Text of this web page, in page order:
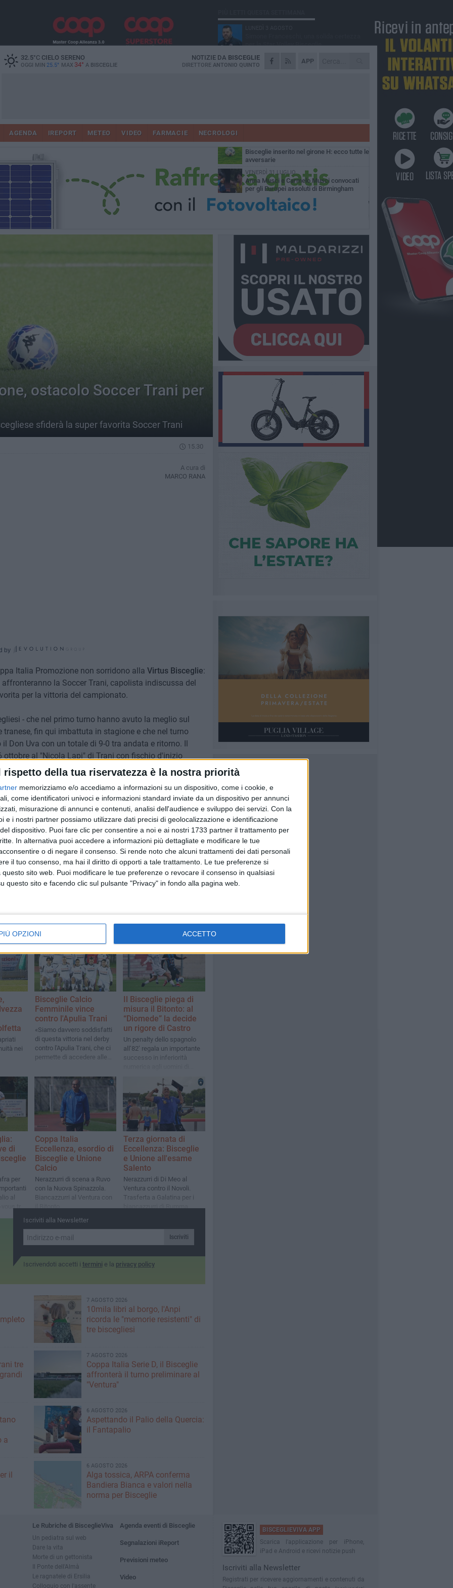
rispetto della tua riservatezza è la nostra priorità
memorizziamo e/o accediamo a informazioni su un dispositivo, come i cookie, e
come identificatori univoci e informazioni standard inviate da un dispositivo per annunci
misurazione di annunci e contenuti, analisi dell'audience e sviluppo dei servizi. Con la
e i nostri partner possiamo utilizzare dati precisi di geolocalizzazione e identificazione
dispositivo. Puoi fare clic per consentire a noi e ai nostri 1733 partner il trattamento per
In alternativa puoi accedere a informazioni più dettagliate e modificare le tue
o di negare il consenso. Si rende noto che alcuni trattamenti dei dati personali
il tuo consenso, ma hai il diritto di opporti a tale trattamento. Le tue preferenze si
sito web. Puoi modificare le tue preferenze o revocare il consenso in qualsiasi
questo sito e facendo clic sul pulsante "Privacy" in fondo alla pagina web.
OPZIONI ACCETTO
32.5°CCIELO SERENO
OGGI MIN 25.5° MAX 34° A BISCEGLIE
APP
NOTIZIE DA BISCEGLIE
DIRETTORE ANTONIO QUINTO
AGENDA IREPORT METEO VIDEO FARMACIE NECROLOGI
ostacolo Soccer Trani per
sfiderà la super favorita Soccer Trani
15.30
A cura di
MARCO RANA
by
Italia Promozione non sorridono alla Virtus Bisceglie:
la Soccer Trani, capolista indiscussa del
per la vittoria del campionato.
- che nel primo turno hanno avuto la meglio sul
fin qui imbattuta in stagione e che nel turno
Don Uva con un totale di 9-0 tra andata e ritorno. Il
al "Nicola Lapi" di Trani con fischio d'inizio
invece in programma per giovedì 20 novembre,
tranese.
7 AGOSTO 2026
Festa patronale, il programma
completo di venerdì 7 agosto
nei
Bisceglie Calcio
Femminile vince
contro l'Apulia Trani
«Siamo davvero soddisfatti
di questa vittoria nel derby
contro l'Apulia Trani, che ci
permette di accedere alle
Il Bisceglie piega di
misura il Bitonto: al
“Diomede” la decide
un rigore di Castro
Un penalty dello spagnolo
all’82’ regala un importante
successo in inferiorità
di
per
al
vous tra
Coppa Italia
Eccellenza, esordio di
Bisceglie e Unione
Calcio
Nerazzurri di scena a Ruvo
con la Nuova Spinazzola.
Biancazzurri al Ventura con
il Bitonto
Terza giornata di
Eccellenza: Bisceglie
e Unione all'esame
Salento
Nerazzurri di Di Meo al
Ventura contro il Novoli.
Trasferta a Galatina per i
biancazzurri di Rumma
Iscriviti alla Newsletter
Iscriviti
Iscrivendoti accetti i termini e la privacy policy
7 AGOSTO 2026
10mila libri al borgo, l'Anpi
ricorda le "memorie resistenti" di
tre biscegliesi
tre
7 AGOSTO 2026
Coppa Italia Serie D, il Bisceglie
affronterà il turno preliminare al
"Ventura"
a
6 AGOSTO 2026
Aspettando il Palio della Quercia:
il Fantapalio
il
6 AGOSTO 2026
Alga tossica, ARPA conferma
Bandiera Bianca e valori nella
norma per Bisceglie
per la Star Volley Bisceglie
MERCOLEDÌ 5 AGOSTO
Il Bisceglie si rafforza con Mikel Opoola e
Unione, in difesa arriva Francesco Lorusso
GIOVEDÌ 6 AGOSTO
Bisceglie inserito nel girone H: ecco tutte le
avversarie
VENERDÌ 31 LUGLIO
Anna Musci e Carmelo Musci convocati
per gli Europei assoluti di Birmingham
Le Rubriche di BisceglieViva
Un pediatra sul web
Dare la vita
Morte di un gettonista
Il Ponte dell'Almà
Le ragnatele di Ersilia
Colloquio con l'assente
Agenda eventi di Bisceglie
Segnalazioni iReport
Previsioni meteo
Video
BISCEGLIEVIVA APP
Scarica l'applicazione per iPhone,
iPad e Android e ricevi notizie push
Iscriviti alla Newsletter
Registrati per ricevere aggiornamenti e contenuti da